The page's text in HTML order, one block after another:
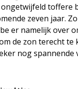
toffere
zeven jaar.
er namelijk over
de zon terecht te
nog spannende